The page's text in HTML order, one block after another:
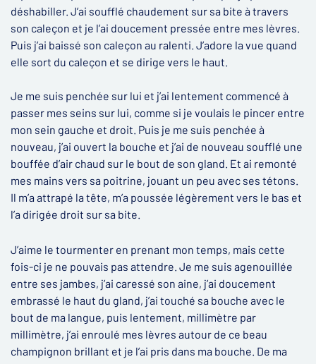
déshabiller. J’ai soufflé chaudement sur sa bite à travers
son caleçon et je l’ai doucement pressée entre mes lèvres.
Puis j’ai baissé son caleçon au ralenti. J’adore la vue quand
elle sort du caleçon et se dirige vers le haut.
Je me suis penchée sur lui et j’ai lentement commencé à
passer mes seins sur lui, comme si je voulais le pincer entre
mon sein gauche et droit. Puis je me suis penchée à
nouveau, j’ai ouvert la bouche et j’ai de nouveau soufflé une
bouffée d’air chaud sur le bout de son gland. Et ai remonté
mes mains vers sa poitrine, jouant un peu avec ses tétons.
Il m’a attrapé la tête, m’a poussée légèrement vers le bas et
l’a dirigée droit sur sa bite.
J’aime le tourmenter en prenant mon temps, mais cette
fois-ci je ne pouvais pas attendre. Je me suis agenouillée
entre ses jambes, j’ai caressé son aine, j’ai doucement
embrassé le haut du gland, j’ai touché sa bouche avec le
bout de ma langue, puis lentement, millimètre par
millimètre, j’ai enroulé mes lèvres autour de ce beau
champignon brillant et je l’ai pris dans ma bouche. De ma